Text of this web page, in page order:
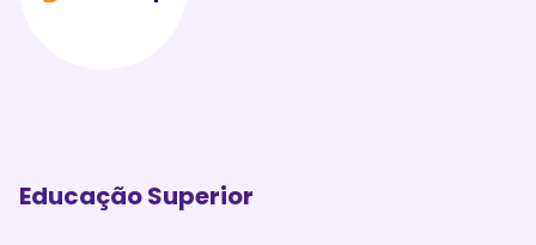
Educação Superior